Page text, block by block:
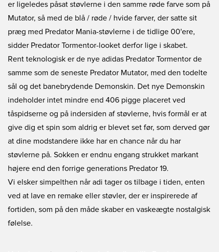
er ligeledes påsat støvlerne i den samme røde farve som på
Mutator, så med de blå / røde / hvide farver, der satte sit
præg med Predator Mania-støvlerne i de tidlige 00'ere,
sidder Predator Tormentor-looket derfor lige i skabet.
Rent teknologisk er de nye adidas Predator Tormentor de
samme som de seneste Predator Mutator, med den todelte
sål og det banebrydende Demonskin. Det nye Demonskin
indeholder intet mindre end 406 pigge placeret ved
tåspidserne og på indersiden af støvlerne, hvis formål er at
give dig et spin som aldrig er blevet set før, som derved gør
at dine modstandere ikke har en chance når du har
støvlerne på. Sokken er endnu engang strukket markant
højere end den forrige generations Predator 19.
Vi elsker simpelthen når adi tager os tilbage i tiden, enten
ved at lave en remake eller støvler, der er inspirerede af
fortiden, som på den måde skaber en vaskeægte nostalgisk
følelse.